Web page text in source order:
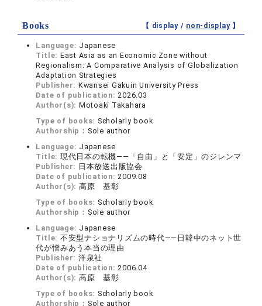
Books 【 display / non-display】
Language: Japanese
Title: East Asia as an Economic Zone without
Regionalism: A Comparative Analysis of Globalization
Adaptation Strategies
Publisher: Kwansei Gakuin University Press
Date of publication:2026.03
Author(s): Motoaki Takahara
Type of books: Scholarly book
Authorship： Sole author
Language: Japanese
Title: 現代日本の転機――「自由」と「安定」のジレンマ
Publisher: 日本放送出版協会
Date of publication:2009.08
Author(s): 高原 基彰
Type of books: Scholarly book
Authorship： Sole author
Language: Japanese
Title: 不安型ナショナリズムの時代――日韓中のネット世
代が憎みあう本当の理由
Publisher: 洋泉社
Date of publication:2006.04
Author(s): 高原 基彰
Type of books: Scholarly book
Authorship： Sole author